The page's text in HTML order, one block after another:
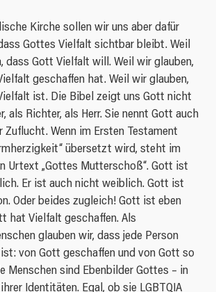
Kirche sollen wir uns aber dafür
Gottes Vielfalt sichtbar bleibt. Weil
dass Gott Vielfalt will. Weil wir glauben,
geschaffen hat. Weil wir glauben,
ist. Die Bibel zeigt uns Gott nicht
als Richter, als Herr. Sie nennt Gott auch
Zuflucht. Wenn im Ersten Testament
übersetzt wird, steht im
Urtext „Gottes Mutterschoß“. Gott ist
Er ist auch nicht weiblich. Gott ist
Oder beides zugleich! Gott ist eben
hat Vielfalt geschaffen. Als
glauben wir, dass jede Person
von Gott geschaffen und von Gott so
Menschen sind Ebenbilder Gottes – in
Identitäten. Egal, ob sie LGBTQIA